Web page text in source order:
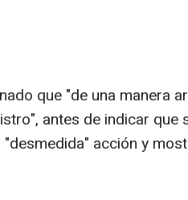
que "de una manera
antes de indicar que
acción y